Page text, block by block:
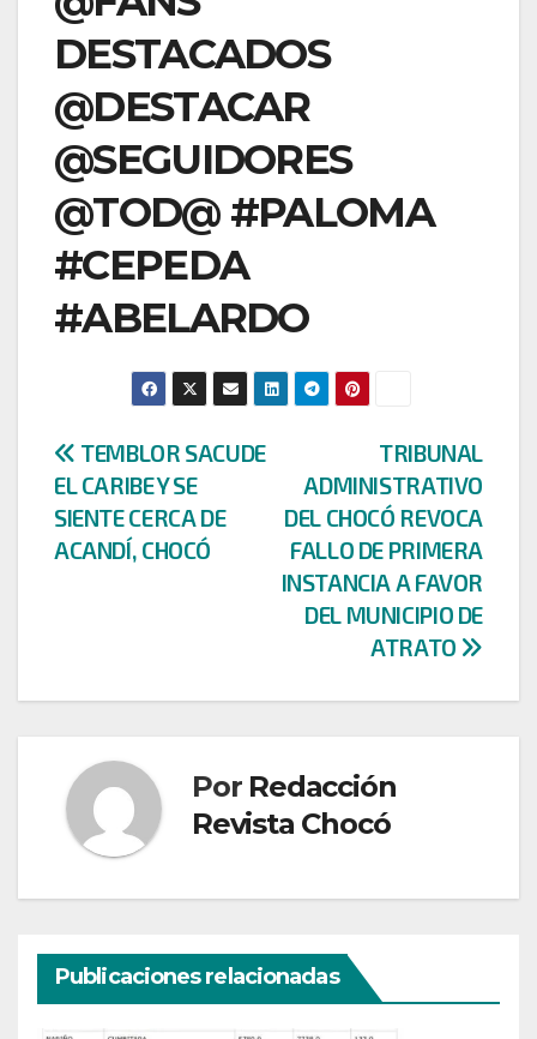
DESTACADOS
@DESTACAR
@SEGUIDORES
@TOD@ #PALOMA
#CEPEDA
#ABELARDO
Navegación
de
entradas
TRIBUNAL
ADMINISTRATIVO
DEL CHOCÓ REVOCA
FALLO DE PRIMERA
INSTANCIA A FAVOR
DEL MUNICIPIO DE
ATRATO
TEMBLOR SACUDE
EL CARIBE Y SE
SIENTE CERCA DE
ACANDÍ, CHOCÓ
Por Redacción
Revista Chocó
Publicaciones relacionadas